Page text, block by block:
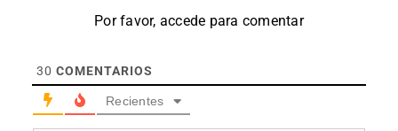
Por favor, accede para comentar
30 COMENTARIOS
Recientes